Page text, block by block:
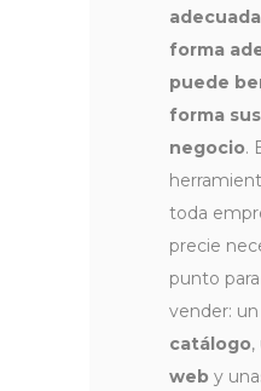
forma
puede
forma
negocio.
toda
precie
punto para
vender:
catálogo,
web y